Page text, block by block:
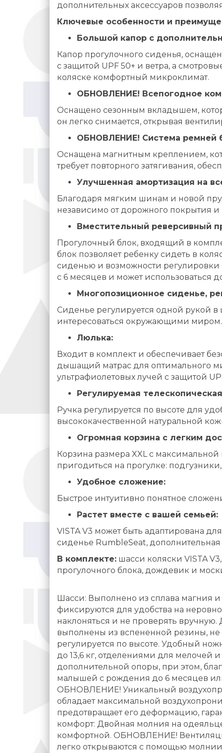
дополнительных аксессуаров
Ключевые особенности и
Большой капор с
Капор прогулочного сиденья,
с защитой UPF 50+ и ветра, а
коляске комфортный микроклимат.
ОБНОВЛЕНИЕ! Всепогодное
Оснащено сезонным вкладышем,
он легко снимается, открывая
ОБНОВЛЕНИЕ! Система ремней
Оснащена магнитным креплением,
требует повторного затягивания,
Улучшенная амортизация на
Благодаря мягким шинам и новой
независимо от дорожного покрытия и
Вместительный реверсивный
Прогулочный блок, входящий в
блок позволяет ребенку сидеть в
сиденью и возможности регулировки
с 6 месяцев и может использоваться
Многопозиционное сиденье,
Сиденье регулируется одной рукой в
интересоваться окружающими миром.
Люлька:
Входит в комплект и обеспечивает
дышащий матрас для оптимального
ультрафиолетовых лучей с защитой
Регулируемая
Ручка регулируется по высоте для
высококачественной натуральной
Огромная корзина с легким
Корзина размера XXL с максимальной
пригодиться на прогулке:
Удобное сложение:
Быстрое интуитивно понятное
Растет вместе с вашей семьей:
VISTA V3 может быть адаптирована
сиденье RumbleSeat,
В комплекте: шасси коляски VISTA
прогулочного блока, дождевик и
Шасси: Выполнено из сплава магния
фиксируются для удобства на
наклоняться и не проверять
выполнены из вспененной резины, не
регулируется по высоте. Удобный
до 13,6 кг, отделениями для мелочей
дополнительной опоры, при этом,
малышей с рождения до 6 месяцев
ОБНОВЛЕНИЕ! Уникальный
обладает максимальной
предотвращает его деформацию,
комфорт: Двойная молния на
комфортной. ОБНОВЛЕНИЕ!
легко открываются с помощью